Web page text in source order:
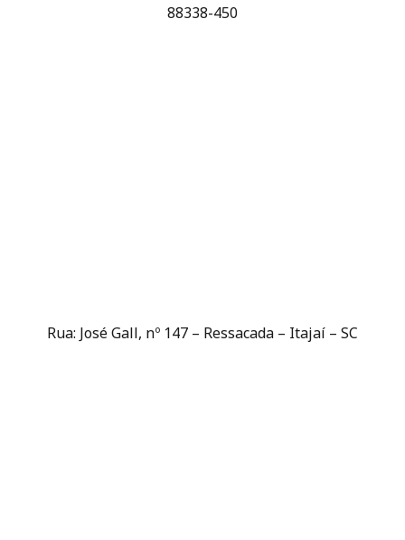
88338-450
Rua: José Gall, nº 147 – Ressacada – Itajaí – SC